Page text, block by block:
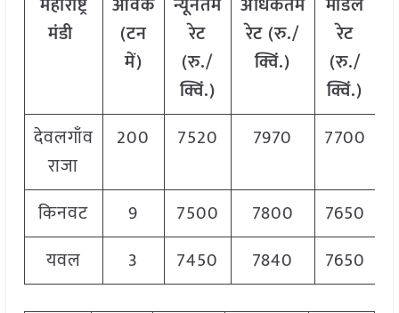
मंडी
(टन
में)
रेट
(रु./
क्विं.)
रेट (रु./
क्विं.)
रेट
(रु./
क्विं.)
देवलगाँव
राजा
200 7520 7970 7700
किनवट 9 7500 7800
7650
यवल
3 7450 7840 7650